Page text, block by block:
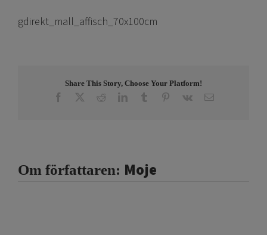
gdirekt_mall_affisch_70x100cm
Share This Story, Choose Your Platform!
Facebook RedditLinkedInTumblr Pinterest
Vk E-
Om författaren: Moje